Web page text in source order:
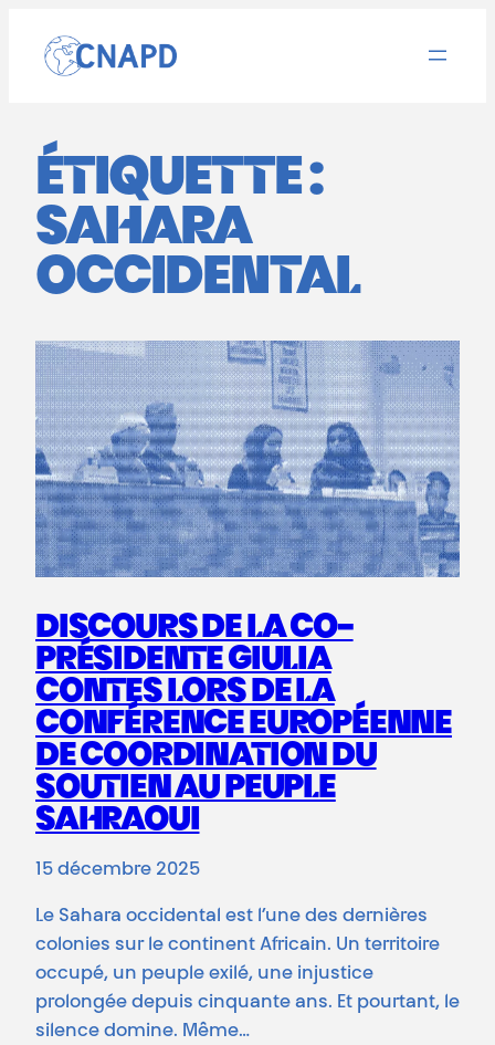
contenu
ÉTIQUETTE :
SAHARA
OCCIDENTAL
DISCOURS DE LA CO-
PRÉSIDENTE GIULIA
CONTES LORS DE LA
CONFÉRENCE EUROPÉENNE
DE COORDINATION DU
SOUTIEN AU PEUPLE
SAHRAOUI
15 décembre 2025
Le Sahara occidental est l’une des dernières
colonies sur le continent Africain. Un territoire
occupé, un peuple exilé, une injustice
prolongée depuis cinquante ans. Et pourtant, le
silence domine. Même…